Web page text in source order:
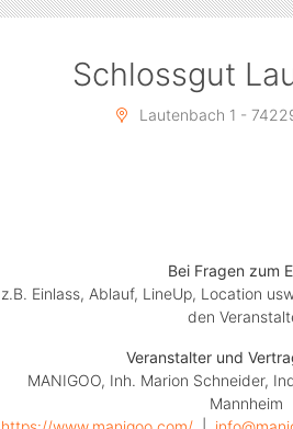
Das erwartet euch
- Erfrischende Drinks & edler
Chandon
Feiert mit uns zum zweiten
Location – ganz
DATUM: Mittwoch,
BEGINN: After Work
Schlossgut
Lautenbach 1 -
Bei Fragen zum
z.B. Einlass, Ablauf, LineUp, Location
den
Veranstalter und
MANIGOO, Inh. Marion Schneider,
Mannheim